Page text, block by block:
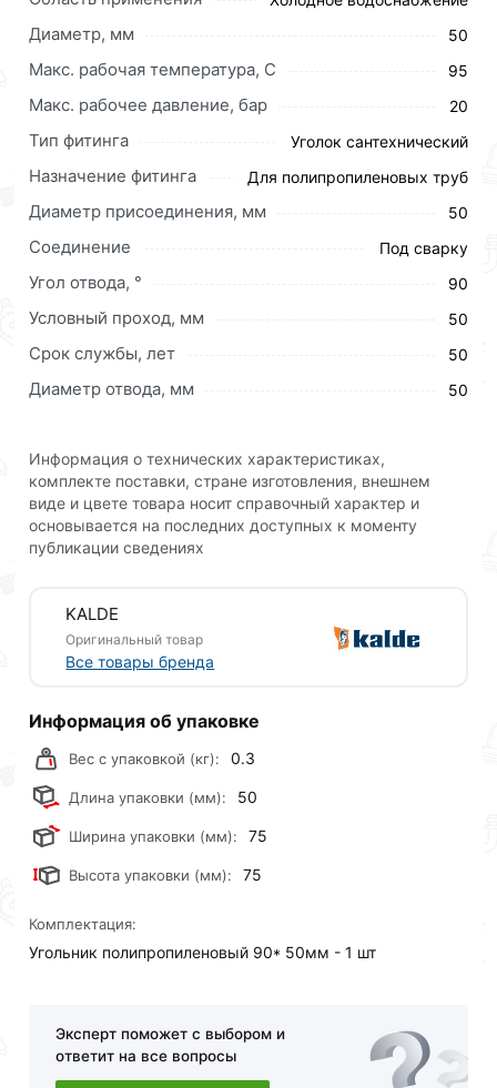
Полипропиленовые фитинги предназначены для
монтажа трубопроводов водоснабжения, отопления,
Производство изделий осуществляется
современными термопластавтоматами из
полипропилена. Для соединения полипропиленовых
трубопроводов с резьбовыми элементами системы
выпускаются комбинированные фитинги с
Страна - Турция
Для приобретения данной позиции, кликните
мышкой«Добавить в корзину»или нажмите на
кнопку«Быстрый заказ»
Условия доставки и цены на товар Угольник 90*50мм
KALDE R.3212-elb-500000 действительны в Москве и
области.
Наши профессиональные менеджеры обработают
доставки или самовывоза.Перед оформлением
онлайн заказа рекомендуем ознакомиться с
Данний товар от производителя
соответствует всем стандартам качества. Возврат
обязательно).
Диаметр, мм 50
Макс. рабочая температура, C 95
Макс. рабочее давление, бар 20
Тип фитинга Уголок сантехнический
Назначение фитинга Для полипропиленовых труб
Диаметр присоединения, мм 50
Соединение Под сварку
Угол отвода, ° 90
Условный проход, мм 50
Срок службы, лет 50
Диаметр отвода, мм 50
Информация о технических характеристиках,
комплекте поставки, стране изготовления, внешнем
виде и цвете товара носит справочный характер и
основывается на последних доступных к моменту
публикации сведениях
KALDE
Оригинальный товар
Все товары бренда
Информация об упаковке
Вес с упаковкой (кг): 0.3
Длина упаковки (мм): 50
Ширина упаковки (мм): 75
Высота упаковки (мм): 75
Комплектация:
Угольник полипропиленовый 90* 50мм - 1 шт
Эксперт поможет с выбором и
ответит на все вопросы